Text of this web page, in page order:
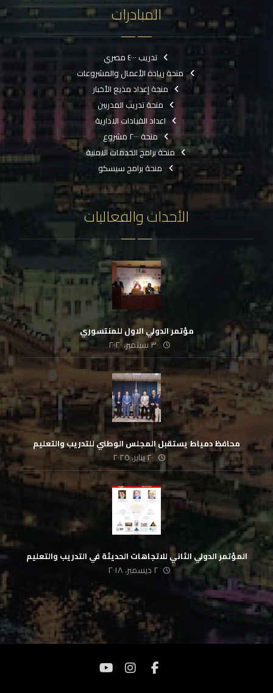
المبادرات
تدريب ٤٠٠٠ مصري
منحة ريادة الأعمال والمشروعات
منحة إعداد مذيع الأخبار
منحة تدريب المدربين
اعداد القيادات الادارية
منحة ٢٠٠٠ مشروع
منحة برامج الخدمات الامنية
منحة برامج سيسكو
الأحداث والفعاليات
مؤتمر الدولي الاول للمنتسوري
٣٠ سبتمبر، ٢٠٢٠
محافظ دمياط يستقبل المجلس الوطني للتدريب والتعليم
٢٠ يناير، ٢٠٢٥
المؤتمر الدولي الثاني للاتجاهات الحديثة في التدريب والتعليم
٢ ديسمبر، ٢٠١٨